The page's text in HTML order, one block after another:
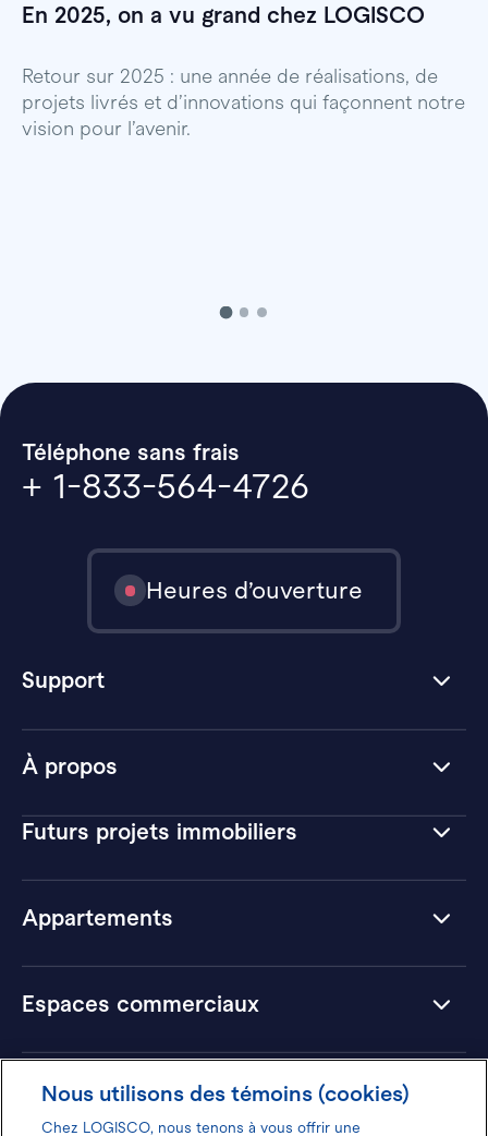
En 2025, on a vu grand chez LOGISCO
Retour sur 2025 : une année de réalisations, de
projets livrés et d’innovations qui façonnent notre
vision pour l’avenir.
À propos
Futurs projets immobiliers
Appartements
Espaces commerciaux
Hôtels
Téléphone sans frais
+ 1-833-564-4726
Heures d’ouverture
Support
Nous utilisons des témoins (cookies)
Chez LOGISCO, nous tenons à vous offrir une